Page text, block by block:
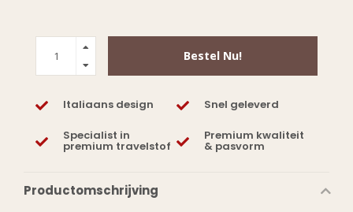
Bestel Nu!
Italiaans design Snel geleverd
Specialist in
premium travelstof
Premium kwaliteit
& pasvorm
Productomschrijving